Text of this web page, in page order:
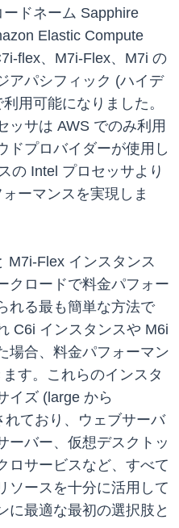
ドネーム Sapphire
Elastic Compute
flex、M7i-Flex、M7i の
アパシフィック (ハイデ
用可能になりました。
ッサは AWS でのみ利用
ドプロバイダーが使用し
の Intel プロセッサより
ーマンスを実現しま
M7i-Flex インスタンス
クロードで料金パフォー
れる最も簡単な方法で
C6i インスタンスや M6i
場合、料金パフォーマン
す。これらのインスタ
イズ (large から
ており、ウェブサーバ
ーバー、仮想デスクトッ
ロサービスなど、すべて
ソースを十分に活用して
に最適な最初の選択肢と